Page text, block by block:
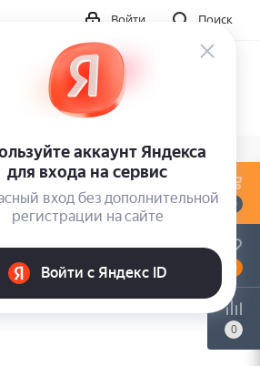
Поиск
Войти
0
0
0